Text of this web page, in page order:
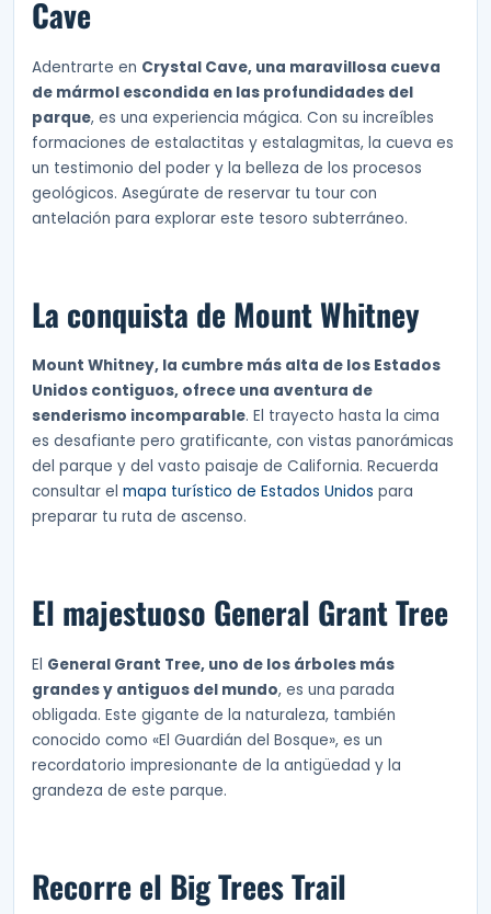
Cave
Adentrarte en Crystal Cave, una maravillosa cueva
de mármol escondida en las profundidades del
parque, es una experiencia mágica. Con su increíbles
formaciones de estalactitas y estalagmitas, la cueva es
un testimonio del poder y la belleza de los procesos
geológicos. Asegúrate de reservar tu tour con
antelación para explorar este tesoro subterráneo.
La conquista de Mount Whitney
Mount Whitney, la cumbre más alta de los Estados
Unidos contiguos, ofrece una aventura de
senderismo incomparable. El trayecto hasta la cima
es desafiante pero gratificante, con vistas panorámicas
del parque y del vasto paisaje de California. Recuerda
consultar el mapa turístico de Estados Unidos para
preparar tu ruta de ascenso.
El majestuoso General Grant Tree
El General Grant Tree, uno de los árboles más
grandes y antiguos del mundo, es una parada
obligada. Este gigante de la naturaleza, también
conocido como «El Guardián del Bosque», es un
recordatorio impresionante de la antigüedad y la
grandeza de este parque.
Recorre el Big Trees Trail